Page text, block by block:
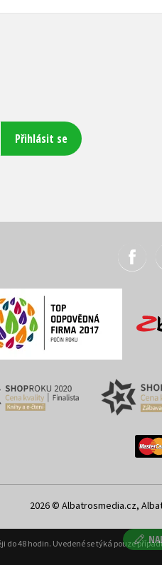
Přihlásit se
2026 © Albatrosmedia.cz,
48 hodin. Uvedené se týká pouze